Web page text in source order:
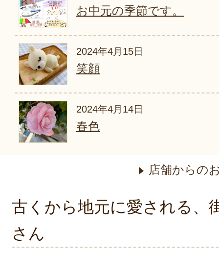
お中元の季節です。
2024年4月15日
笑顔
2024年4月14日
春色
店舗からの
古くから地元に愛される、
さん